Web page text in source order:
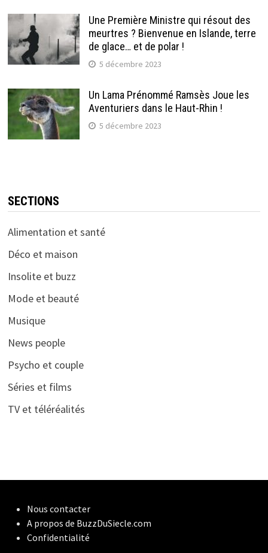
Une Première Ministre qui résout des
meurtres ? Bienvenue en Islande, terre
de glace… et de polar !
5 décembre 2023
Un Lama Prénommé Ramsès Joue les
Aventuriers dans le Haut-Rhin !
5 décembre 2023
SECTIONS
Alimentation et santé
Déco et maison
Insolite et buzz
Mode et beauté
Musique
News people
Psycho et couple
Séries et films
TV et téléréalités
Nous contacter
A propos de BuzzDuSiecle.com
Confidentialité